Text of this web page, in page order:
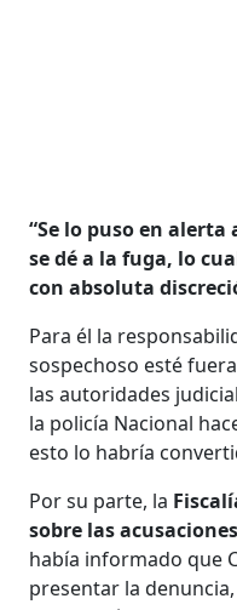
“Se lo puso en alerta
se dé a la fuga, lo
con absoluta
Para él la
sospechoso esté
las autoridades
la policía Nacional
esto lo habría
Por su parte, la
sobre las acusaciones
había informado que
presentar la